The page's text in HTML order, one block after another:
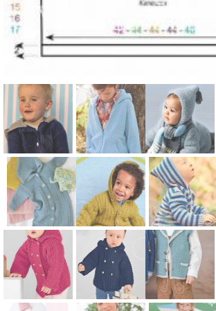
Схема:
детский
жакет с
капюшоном
для детей
Схема:
жакет в
спортивном
стиле с
карманом-
кенгуру для
детей
Схема:
пушистая
кофта для
малыша с
капюшоном
для детей
Схема:
спальный
мешок для
малыша для
Схема:
детский
жакет с
капюшоном
Схема:
полосатая
кофта с
капюшоном